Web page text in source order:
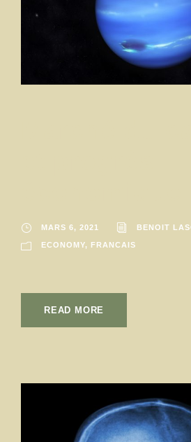
MARS 6, 2021 BENOIT
ECONOMY, FRANCAIS
READ MORE